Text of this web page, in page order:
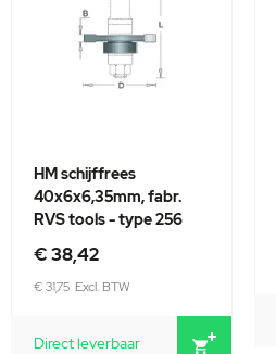
HM schijffrees
40x6x6,35mm, fabr.
RVS tools - type 256
€ 38,42
€ 31,75
Direct leverbaar